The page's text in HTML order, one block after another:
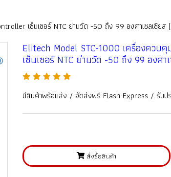
เซ็นเซอร์ NTC ย่านวัด -50 ถึง 99 องศาเซลเซียส
Elitech Model STC-1000 เครื่องคว
เซ็นเซอร์ NTC ย่านวัด -50 ถึง 99 องศ
มีสินค้าพร้อมส่ง / จัดส่งฟรี Flash Express / รับป
สั่งซื้อสินค้า